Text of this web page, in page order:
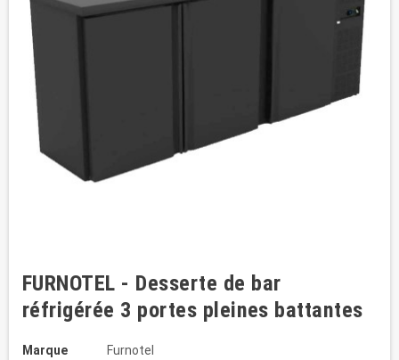
FURNOTEL - Desserte de bar
réfrigérée 3 portes pleines battantes
Marque
Furnotel